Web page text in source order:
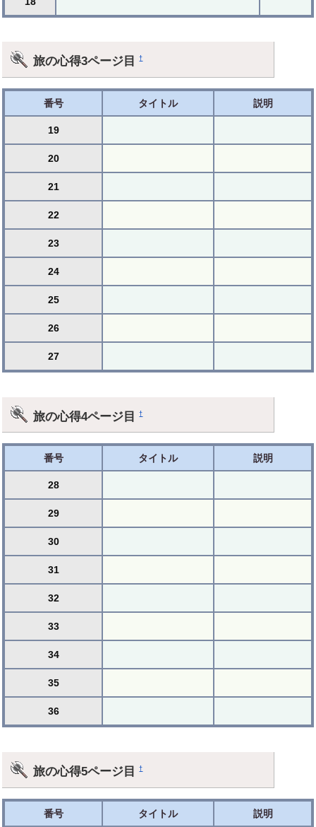
旅の心得3ページ目†
番号 タイトル 説明
19
20
21
22
23
24
25
26
27
旅の心得4ページ目†
番号 タイトル 説明
28
29
30
31
32
33
34
35
36
旅の心得5ページ目†
番号 タイトル 説明